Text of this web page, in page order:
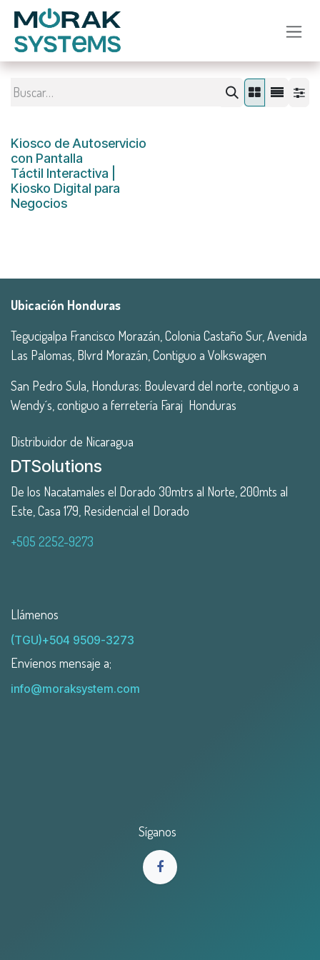
Ir al contenido
Kiosco de Autoservicio
con Pantalla
Táctil Interactiva |
Kiosko Digital para
Negocios
Ubicación Honduras
Tegucigalpa Francisco Morazán, Colonia Castaño Sur, Avenida
Las Palomas, Blvrd Morazán, Contiguo a Volkswagen
San Pedro Sula, Honduras: Boulevard del norte, contiguo a
Wendy´s, contiguo a ferretería Faraj Honduras
Distribuidor de Nicaragua
DTSolutions
De los Nacatamales el Dorado 30mtrs al Norte, 200mts al
Este, Casa 179, Residencial el Dorado
+505 2252-9273
Llámenos
(TGU)+504 9509-3273
Envíenos mensaje a;
info@moraksystem.com
Síganos